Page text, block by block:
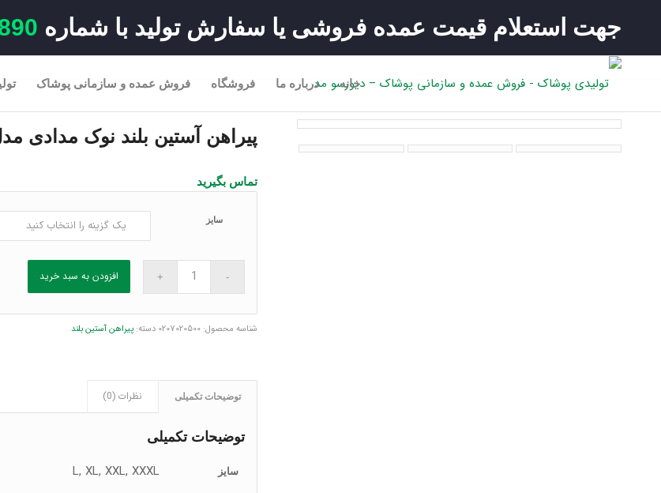
جهت استعلام قیمت عمده فروشی یا سفارش تولید با شماره
خانه درباره ما فروشگاه فروش عمده و سازمانی پوشاک
پیراهن آستین بلند نوک مدادی
تماس بگیرید
سایز
افزودن به سبد خرید
شناسه محصول: 0207020500 دسته: پیراهن آستین بلند
توضیحات تکمیلی نظرات (0)
توضیحات تکمیلی
سایز L, XL, XXL, XXXL